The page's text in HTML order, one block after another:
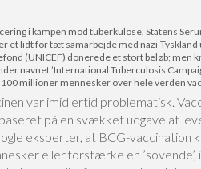
i kampen mod tuberkulose. Statens
et lidt for tæt samarbejde med nazi-
(UNICEF) donerede et stort beløb;
navnet ’International Tuberculosis
millioner mennesker over hele verden
var imidlertid problematisk.
på en svækket udgave at
eksperter, at BCG-vaccination
eller forstærke en